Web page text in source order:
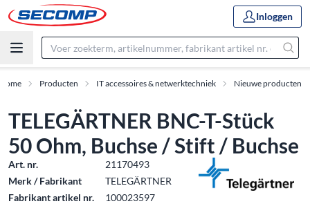
Inloggen
Home Producten IT accessoires & netwerktechniek Nieuwe producten
TELEGÄRTNER BNC-T-Stück
50 Ohm, Buchse / Stift / Buchse
Art. nr.
21170493
Merk / Fabrikant
TELEGÄRTNER
Fabrikant artikel nr.
100023597